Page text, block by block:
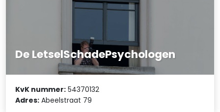
De LetselSchadePsychologen
KvK nummer: 54370132
Adres: Abeelstraat 79